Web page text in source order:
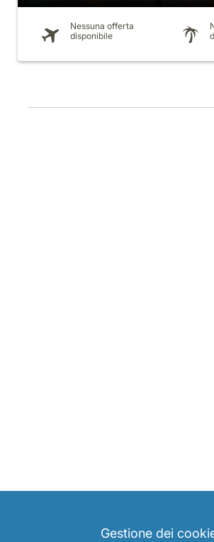
Nessuna offerta
disponibile
Gestione dei